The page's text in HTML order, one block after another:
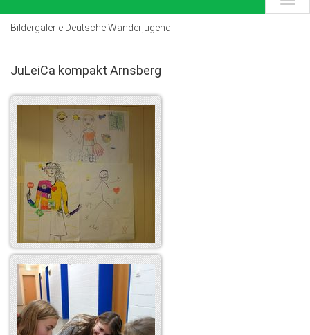
Bildergalerie Deutsche Wanderjugend
JuLeiCa kompakt Arnsberg